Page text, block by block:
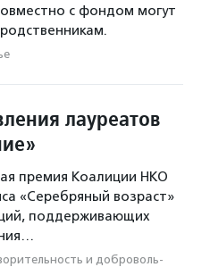
с фондом могут
лауреатов
премия Коалиции НКО
«Серебряный возраст»
поддерживающих
и доброволь­